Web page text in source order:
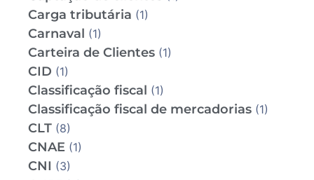
Carga tributária (1)
Carnaval (1)
Carteira de Clientes (1)
CID (1)
Classificação fiscal (1)
Classificação fiscal de mercadorias (1)
CLT (8)
CNAE (1)
CNI (3)